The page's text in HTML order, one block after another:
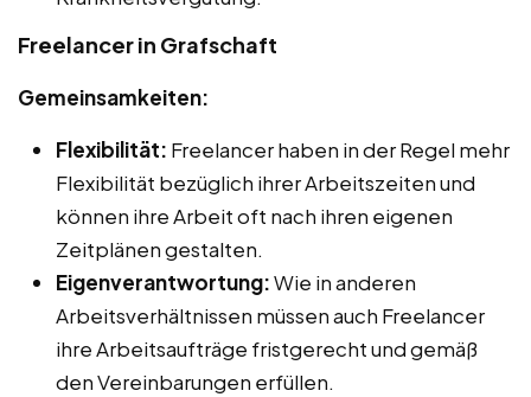
Freelancer in Grafschaft
Gemeinsamkeiten:
Flexibilität: Freelancer haben in der Regel mehr
Flexibilität bezüglich ihrer Arbeitszeiten und
können ihre Arbeit oft nach ihren eigenen
Zeitplänen gestalten.
Eigenverantwortung:Wie in anderen
Arbeitsverhältnissen müssen auch Freelancer
ihre Arbeitsaufträge fristgerecht und gemäß
den Vereinbarungen erfüllen.